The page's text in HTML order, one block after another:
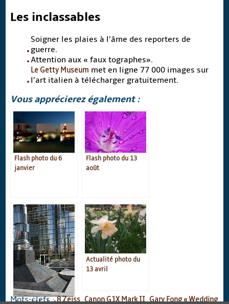
Les inclassables
Soigner les plaies à l’âme des reporters de
guerre.
Attention aux « faux tographes».
Le Getty Museum met en ligne 77 000 images sur
l’art italien à télécharger gratuitement.
Vous apprécierez également :
Flash photo du 6
janvier
Flash photo du 13
août
Actualité photo du
13 avril
Mots-clefs :8 Zeiss,Canon G1X Mark II,Gary Fong « Wedding